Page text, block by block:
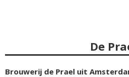
De
Brouwerij de Prael uit